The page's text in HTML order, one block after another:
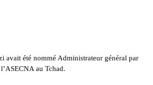
avait été nommé Administrateur général par
au Tchad.